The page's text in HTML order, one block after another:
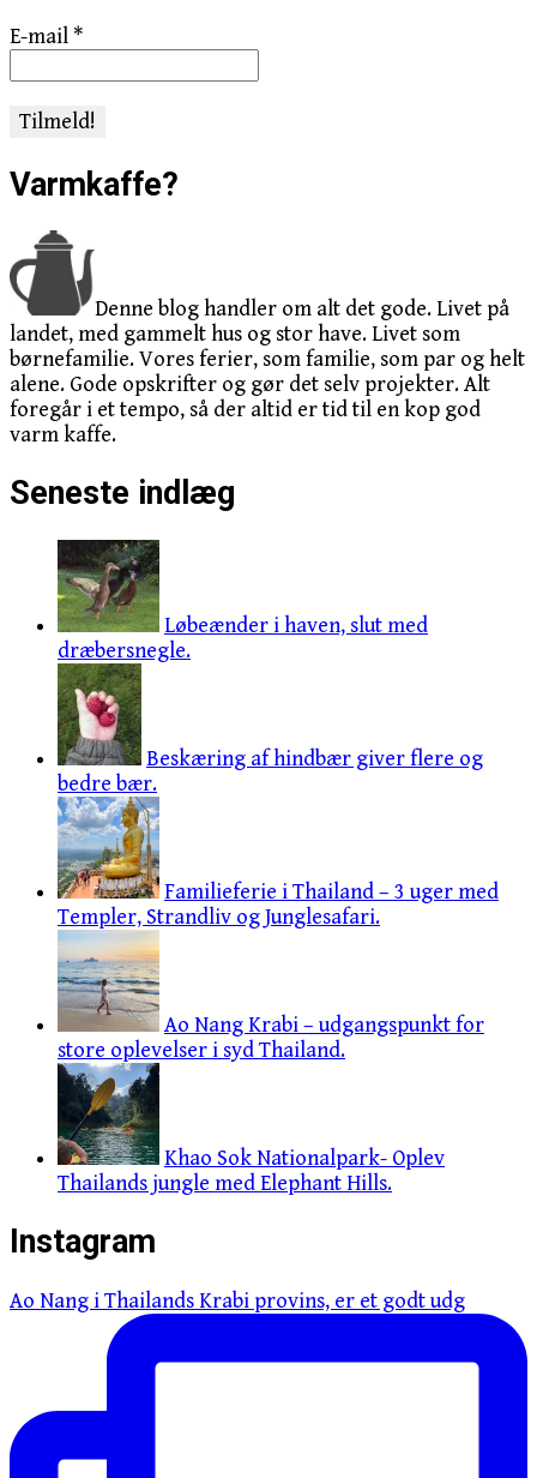
E-mail*
Varmkaffe?
Denne blog handler om alt det gode. Livet på
landet, med gammelt hus og stor have. Livet som
børnefamilie. Vores ferier, som familie, som par og helt
alene. Gode opskrifter og gør det selv projekter. Alt
foregår i et tempo, så der altid er tid til en kop god
varm kaffe.
Seneste indlæg
Løbeænder i haven, slut med
dræbersnegle.
Beskæring af hindbær giver flere og
bedre bær.
Familieferie i Thailand – 3 uger med
Templer, Strandliv og Junglesafari.
Ao Nang Krabi – udgangspunkt for
store oplevelser i syd Thailand.
Khao Sok Nationalpark- Oplev
Thailands jungle med Elephant Hills.
Instagram
Ao Nang i Thailands Krabi provins, er et godt udg